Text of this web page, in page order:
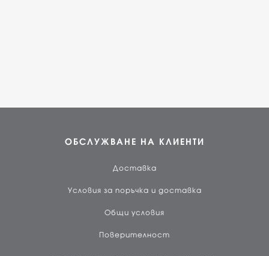
ОБСЛУЖВАНЕ НА КЛИЕНТИ
Доставка
Условия за поръчка и доставка
Общи условия
Поверителност